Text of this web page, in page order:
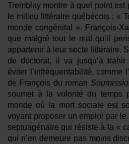
Tremblay montre à quel point est
le milieu littéraire québécois : «
monde congénital ». François-
que malgré tout le mal qu’il
appartenir à leur secte littéraire.
de doctorat, il va jusqu’à
éviter l’infréquentabilité, comme
de François du roman
soumet à la volonté du temps
monde où la mort sociale est
voyant proposer un emploi par le
septuagénaire qui résiste à la «
qui n’en demeure pas moins